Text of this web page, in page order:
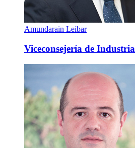
Amundarain Leibar
Viceconsejería de Industria